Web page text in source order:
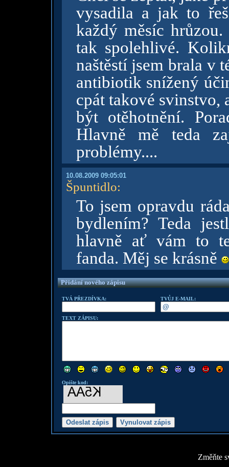
vysadila a jak to
každý měsíc
tak spolehlivé.
naštěstí jsem brala v
antibiotik snížený
cpát takové svinstvo,
být otěhotnění.
Hlavně mě teda
problémy....
10.08.2009 09:05:01
Špuntidlo:
To jsem opravdu
bydlením? Teda
hlavně ať vám to
fanda. Měj se krásně
Přidání nového zápisu
TVÁ PŘEZDÍVKA: TVŮJ E-MAIL:
TEXT ZÁPISU:
Opište kod:
Změňte